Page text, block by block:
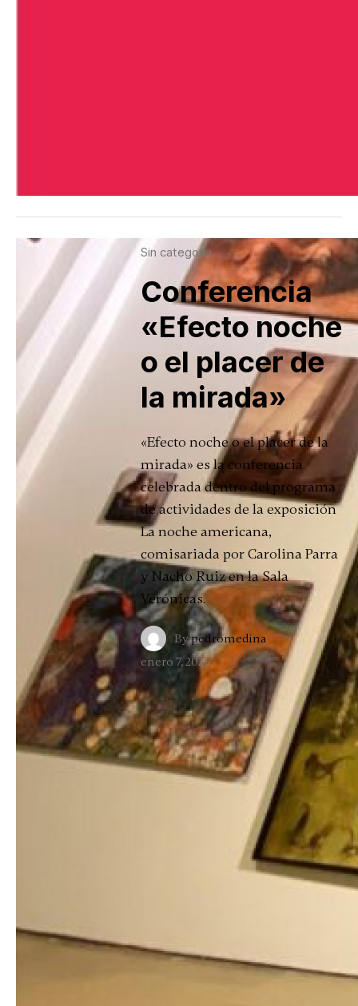
Sin categoría
Conferencia
«Efecto noche
o el placer de
la mirada»
«Efecto noche o el placer de la
mirada» es la conferencia
celebrada dentro del programa
de actividades de la exposición
La noche americana,
comisariada por Carolina Parra
y Nacho Ruiz en la Sala
Verónicas.
Bypedromedina ·
enero 7, 2026